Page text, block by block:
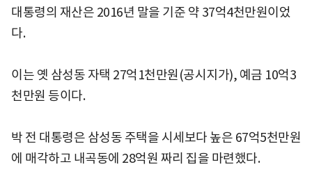
대통령의 재산은 2016년 말을 기준 약 37억4천만원이었
다.
이는 옛 삼성동 자택 27억1천만원(공시지가), 예금 10억3
천만원 등이다.
박 전 대통령은 삼성동 주택을 시세보다 높은 67억5천만원
에 매각하고 내곡동에 28억원 짜리 집을 마련했다.